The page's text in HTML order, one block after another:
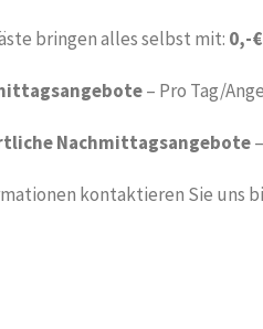
bringen alles selbst mit: 0,-€
– Pro Tag/
Nachmittagsangebote
kontaktieren Sie uns